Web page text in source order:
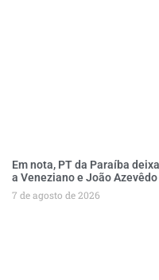
Em nota, PT da Paraíba
a Veneziano e João Azevêdo
7 de agosto de 2026